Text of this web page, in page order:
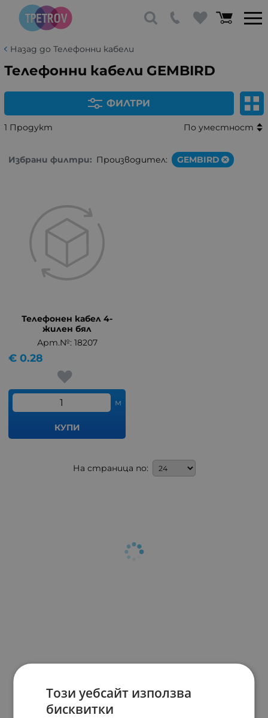
Назад до Телефонни кабели
Телефонни кабели GEMBIRD
ФИЛТРИ
1 Продукт По уместност
Избрани филтри: Производител: GEMBIRD
Телефонен кабел 4-
жилен бял
Арт.№: 18207
0.28
€
м
КУПИ
На страница по:
Този уебсайт използва
бисквитки